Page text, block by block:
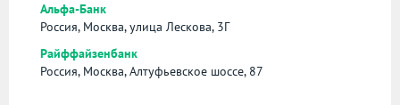
Альфа-Банк
Россия, Москва, улица Лескова, 3Г
Райффайзенбанк
Россия, Москва, Алтуфьевское шоссе, 87